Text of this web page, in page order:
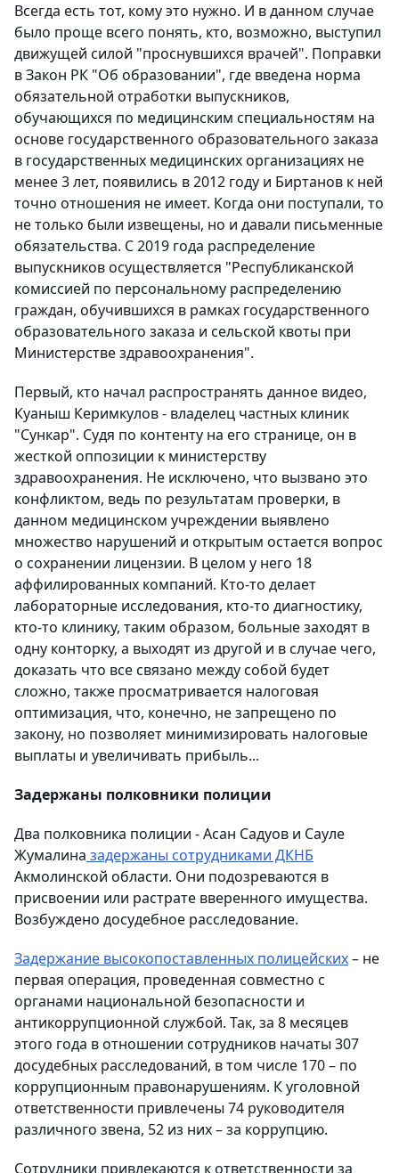
Всегда есть тот, кому это нужно. И в данном случае
было проще всего понять, кто, возможно, выступил
движущей силой "проснувшихся врачей". Поправки
в Закон РК "Об образовании", где введена норма
обязательной отработки выпускников,
обучающихся по медицинским специальностям на
основе государственного образовательного заказа
в государственных медицинских организациях не
менее 3 лет, появились в 2012 году и Биртанов к ней
точно отношения не имеет. Когда они поступали, то
не только были извещены, но и давали письменные
обязательства. С 2019 года распределение
выпускников осуществляется "Республиканской
комиссией по персональному распределению
граждан, обучившихся в рамках государственного
образовательного заказа и сельской квоты при
Министерстве здравоохранения".
Первый, кто начал распространять данное видео,
Куаныш Керимкулов - владелец частных клиник
"Сункар". Судя по контенту на его странице, он в
жесткой оппозиции к министерству
здравоохранения. Не исключено, что вызвано это
конфликтом, ведь по результатам проверки, в
данном медицинском учреждении выявлено
множество нарушений и открытым остается вопрос
о сохранении лицензии. В целом у него 18
аффилированных компаний. Кто-то делает
лабораторные исследования, кто-то диагностику,
кто-то клинику, таким образом, больные заходят в
одну конторку, а выходят из другой и в случае чего,
доказать что все связано между собой будет
сложно, также просматривается налоговая
оптимизация, что, конечно, не запрещено по
закону, но позволяет минимизировать налоговые
выплаты и увеличивать прибыль...
Задержаны полковники полиции
Два полковника полиции - Асан Садуов и Сауле
Жумалина задержаны сотрудниками ДКНБ
Акмолинской области. Они подозреваются в
присвоении или растрате вверенного имущества.
Возбуждено досудебное расследование.
Задержание высокопоставленных полицейских– не
первая операция, проведенная совместно с
органами национальной безопасности и
антикоррупционной службой. Так, за 8 месяцев
этого года в отношении сотрудников начаты 307
досудебных расследований, в том числе 170 – по
коррупционным правонарушениям. К уголовной
ответственности привлечены 74 руководителя
различного звена, 52 из них – за коррупцию.
Сотрудники привлекаются к ответственности за